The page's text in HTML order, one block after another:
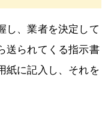
し、業者を決定して
送られてくる指示書
紙に記入し、それを